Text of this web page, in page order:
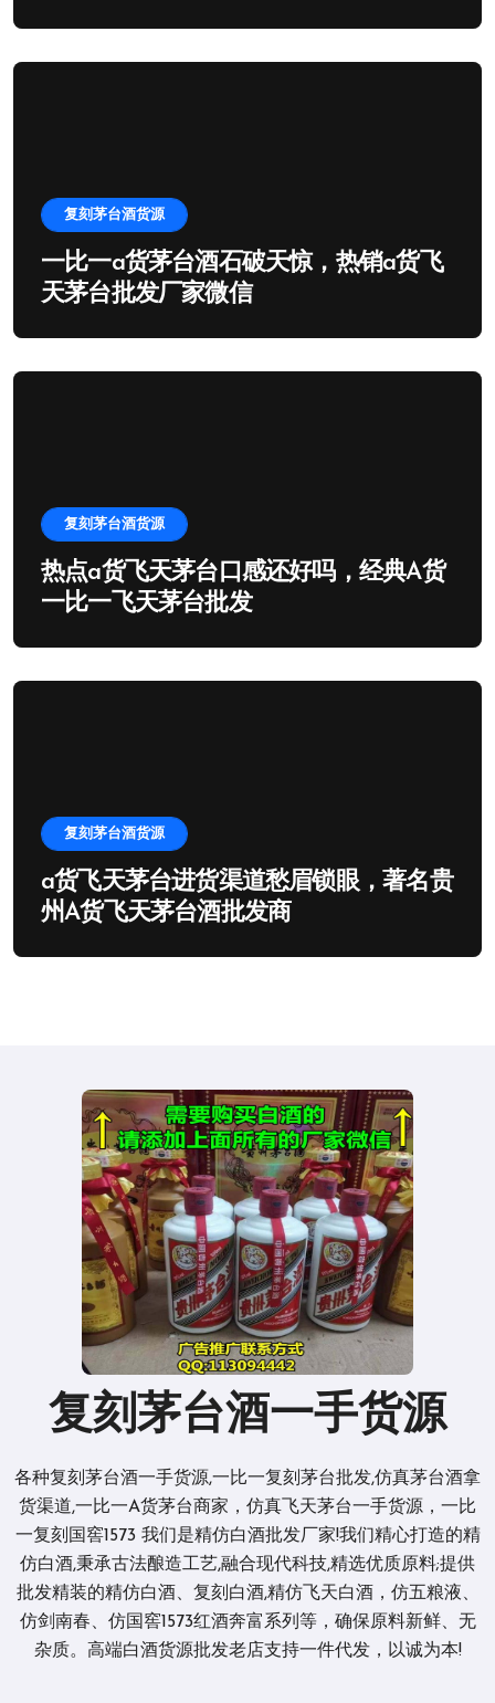
复刻茅台酒货源
一比一a货茅台酒石破天惊，热销a货飞
天茅台批发厂家微信
复刻茅台酒货源
热点a货飞天茅台口感还好吗，经典A货
一比一飞天茅台批发
复刻茅台酒货源
a货飞天茅台进货渠道愁眉锁眼，著名贵
州A货飞天茅台酒批发商
复刻茅台酒一手货源
各种复刻茅台酒一手货源,一比一复刻茅台批发,仿真茅台酒拿
货渠道,一比一A货茅台商家，仿真飞天茅台一手货源，一比
一复刻国窖1573 我们是精仿白酒批发厂家!我们精心打造的精
仿白酒,秉承古法酿造工艺,融合现代科技,精选优质原料;提供
批发精装的精仿白酒、复刻白酒,精仿飞天白酒，仿五粮液、
仿剑南春、仿国窖1573红酒奔富系列等，确保原料新鲜、无
杂质。高端白酒货源批发老店支持一件代发，以诚为本!